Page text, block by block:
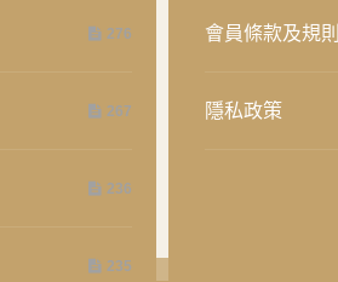
276
267
236
235
會員條款及規則
隱私政策